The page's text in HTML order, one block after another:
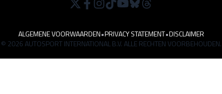
ALGEMENE VOORWAARDEN•PRIVACY STATEMENT•DISCLAIMER
© 2026 AUTOSPORT INTERNATIONAL B.V. ALLE RECHTEN VOORBEHOUDEN.